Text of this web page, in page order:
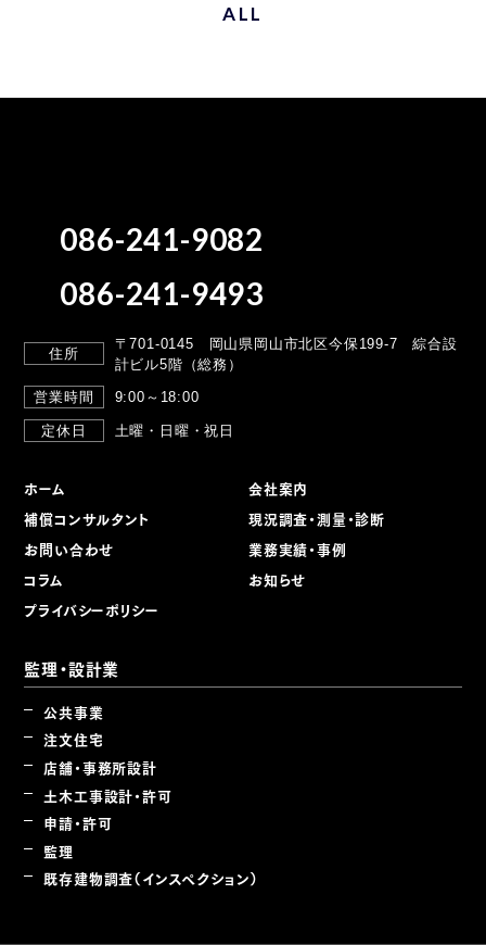
ALL
086-241-9082
086-241-9493
住所
〒701-0145 岡山県岡山市北区今保199-7綜合設
計ビル5階（総務）
営業時間
9:00～18:00
定休日 土曜・日曜・祝日
ホーム
会社案内
補償コンサルタント
現況調査・測量・診断
お問い合わせ
業務実績・事例
コラム
お知らせ
プライバシーポリシー
監理・設計業
公共事業
注文住宅
店舗・事務所設計
土木工事設計・許可
申請・許可
監理
既存建物調査（インスペクション）